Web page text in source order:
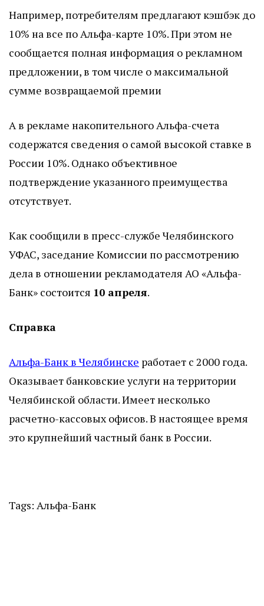
Например, потребителям предлагают кэшбэк до
10% на все по Альфа-карте 10%. При этом не
сообщается полная информация о рекламном
предложении, в том числе о максимальной
сумме возвращаемой премии
А в рекламе накопительного Альфа-счета
содержатся сведения о самой высокой ставке в
России 10%. Однако объективное
подтверждение указанного преимущества
отсутствует.
Как сообщили в пресс-службе Челябинского
УФАС, заседание Комиссии по рассмотрению
дела в отношении рекламодателя АО «Альфа-
Банк» состоится 10 апреля.
Справка
Альфа-Банк в Челябинске работает с 2000 года.
Оказывает банковские услуги на территории
Челябинской области. Имеет несколько
расчетно-кассовых офисов. В настоящее время
это крупнейший частный банк в России.
Tags: Альфа-Банк